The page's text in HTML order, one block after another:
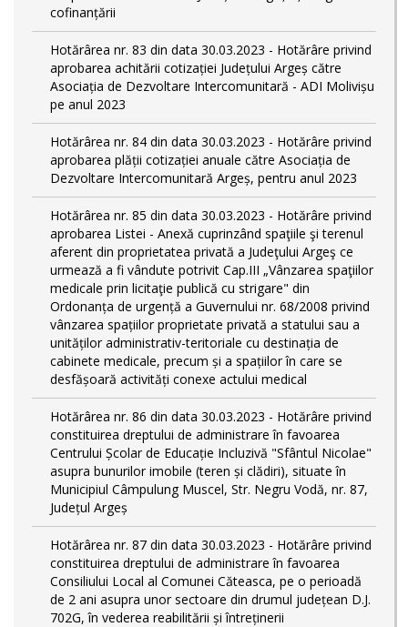
cofinanțării
Hotărârea nr. 83 din data 30.03.2023 - Hotărâre privind
aprobarea achitării cotizației Județului Argeș către
Asociația de Dezvoltare Intercomunitară - ADI Molivișu
pe anul 2023
Hotărârea nr. 84 din data 30.03.2023 - Hotărâre privind
aprobarea plății cotizației anuale către Asociația de
Dezvoltare Intercomunitară Argeș, pentru anul 2023
Hotărârea nr. 85 din data 30.03.2023 - Hotărâre privind
aprobarea Listei - Anexă cuprinzând spaţiile şi terenul
aferent din proprietatea privată a Judeţului Argeş ce
urmează a fi vândute potrivit Cap.III „Vânzarea spaţiilor
medicale prin licitaţie publică cu strigare" din
Ordonanța de urgență a Guvernului nr. 68/2008 privind
vânzarea spațiilor proprietate privată a statului sau a
unităților administrativ-teritoriale cu destinația de
cabinete medicale, precum și a spațiilor în care se
desfășoară activități conexe actului medical
Hotărârea nr. 86 din data 30.03.2023 - Hotărâre privind
constituirea dreptului de administrare în favoarea
Centrului Școlar de Educație Incluzivă "Sfântul Nicolae"
asupra bunurilor imobile (teren și clădiri), situate în
Municipiul Câmpulung Muscel, Str. Negru Vodă, nr. 87,
Județul Argeș
Hotărârea nr. 87 din data 30.03.2023 - Hotărâre privind
constituirea dreptului de administrare în favoarea
Consiliului Local al Comunei Căteasca, pe o perioadă
de 2 ani asupra unor sectoare din drumul județean D.J.
702G, în vederea reabilitării și întreținerii